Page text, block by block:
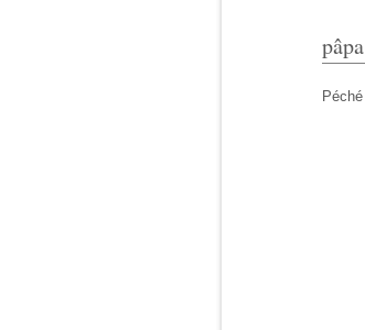
pâpa
Péché